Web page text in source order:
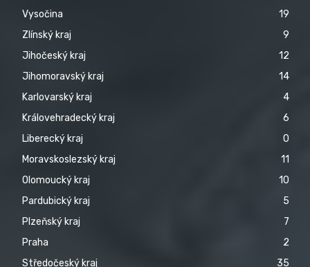
Vysočina
19
Zlínský kraj
9
Jihočeský kraj
12
Jihomoravský kraj
14
Karlovarský kraj
4
Královehradecký kraj
6
Liberecký kraj
0
Moravskoslezský kraj
11
Olomoucký kraj
10
Pardubický kraj
5
Plzeňský kraj
7
Praha
2
Středočeský kraj
35